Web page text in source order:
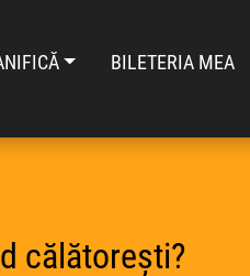
BILETERIA MEA
călătorești?